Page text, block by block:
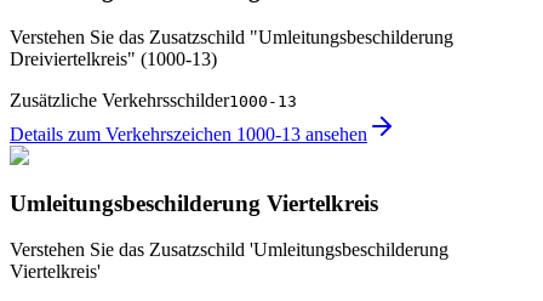
Verstehen Sie das Zusatzschild "Umleitungsbeschilderung
Dreiviertelkreis" (1000-13)
Zusätzliche Verkehrsschilder1000-13
Details zum Verkehrszeichen 1000-13 ansehen
Umleitungsbeschilderung Viertelkreis
Verstehen Sie das Zusatzschild 'Umleitungsbeschilderung
Viertelkreis'